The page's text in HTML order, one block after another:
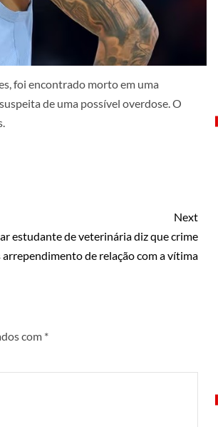
foi encontrado morto em uma
de uma possível overdose. O
Next
estudante de veterinária diz que crime
de relação com a vítima
com *